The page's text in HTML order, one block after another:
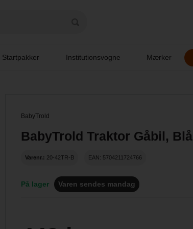
Startpakker Institutionsvogne Mærker
BabyTrold
BabyTrold Traktor Gåbil, Blå
Varenr.: 20-42TR-B EAN: 5704211724766
På lager Varen sendes mandag